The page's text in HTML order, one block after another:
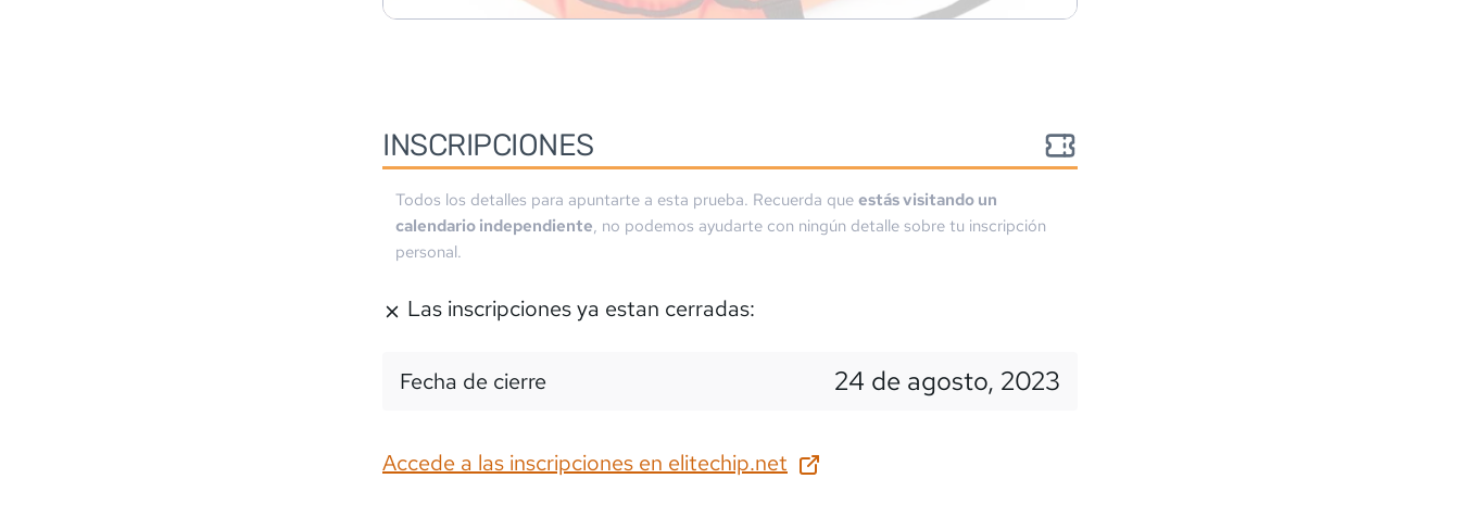
INSCRIPCIONES
Todos los detalles para apuntarte a esta prueba. Recuerda que estás visitando un
calendario independiente, no podemos ayudarte con ningún detalle sobre tu inscripción
personal.
Las inscripciones ya estan cerradas:
Fecha de cierre 24 de agosto, 2023
Accede a las inscripciones en elitechip.net